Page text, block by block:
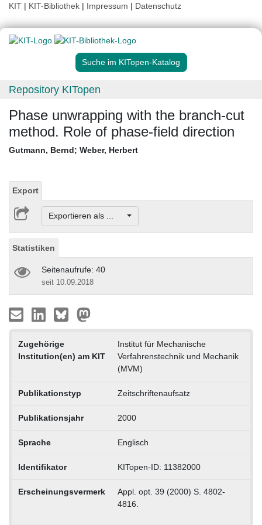
KIT | KIT-Bibliothek | Impressum | Datenschutz
Suche im KITopen-Katalog
Repository KITopen
Phase unwrapping with the branch-cut
method. Role of phase-field direction
Gutmann, Bernd; Weber, Herbert
Export
Exportieren als ...
Statistiken
Seitenaufrufe: 40
seit 10.09.2018
Zugehörige
Institution(en) am KIT
Institut für Mechanische
Verfahrenstechnik und Mechanik
(MVM)
Publikationstyp Zeitschriftenaufsatz
Publikationsjahr 2000
Sprache Englisch
Identifikator KITopen-ID: 11382000
Erscheinungsvermerk
Appl. opt. 39 (2000) S. 4802-
4816.